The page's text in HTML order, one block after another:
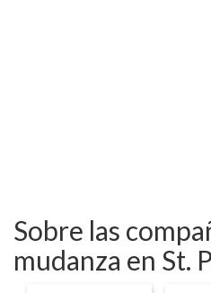
Sobre las
mudanza en St.